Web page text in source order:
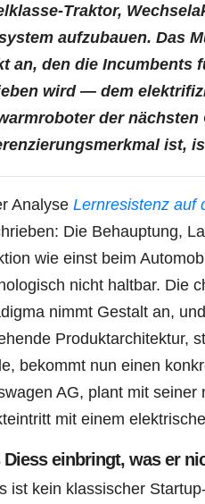
Traktor,
aufzubauen. Das
an, den die Incumbents
wird — dem
der
ist,
Analyse Lernresistenz auf
Die Behauptung,
wie einst beim
nicht haltbar. Die
nimmt Gestalt an,
Produktarchitektur,
bekommt nun einen
AG, plant mit seiner
mit einem
Diess einbringt, was er
ist kein klassischer